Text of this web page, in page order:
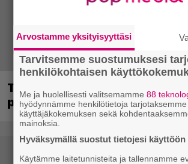
Tässä ovat seuraavat Xbox
pelit
Arvostamme yksityisyyttäsi
Tarvitsemme suostumuksesi
henkilökohtaisen
Me ja huolellisesti valitsemamme88
hyödynnämme henkilötietoja
käyttäjäkokemuksen sekä
mainoksia.
Hyväksymällä suostut tietojesi käyttöön
Käytämme laitetunnisteita ja tallennamme